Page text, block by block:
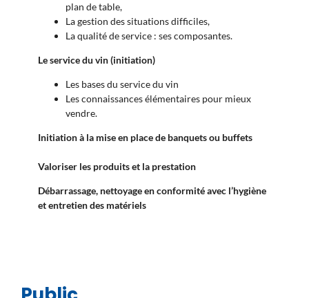
plan de table,
La gestion des situations difficiles,
La qualité de service : ses composantes.
Le service du vin (initiation)
Les bases du service du vin
Les connaissances élémentaires pour mieux
vendre.
Initiation à la mise en place de banquets ou buffets
Valoriser les produits et la prestation
Débarrassage, nettoyage en conformité avec l’hygiène
et entretien des matériels